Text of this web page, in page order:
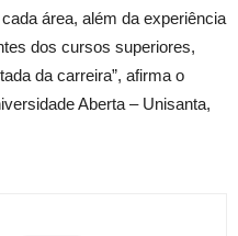
área, além da experiência
dos cursos superiores,
da carreira”, afirma o
Aberta – Unisanta,